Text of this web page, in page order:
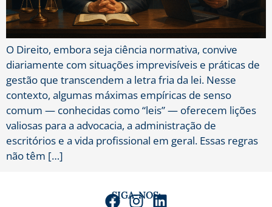
O Direito, embora seja ciência normativa, convive
diariamente com situações imprevisíveis e práticas de
gestão que transcendem a letra fria da lei. Nesse
contexto, algumas máximas empíricas de senso
comum — conhecidas como “leis” — oferecem lições
valiosas para a advocacia, a administração de
escritórios e a vida profissional em geral. Essas regras
não têm […]
SIGA-NOS: